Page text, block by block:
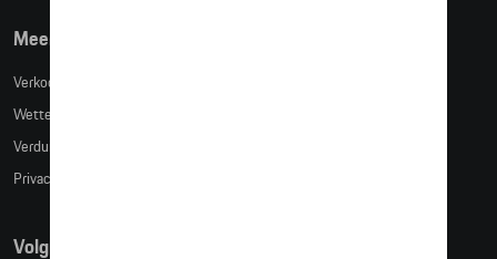
Meer info
Verkoopsvoorwaarden
Wettelijke bepalingen
Verduidelijking kledingmaten
Privacybeleid
Volg Ons